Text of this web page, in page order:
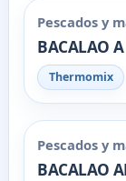
Pescados y
BACALAO
Thermomix
Pescados y
BACALAO